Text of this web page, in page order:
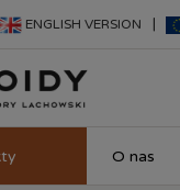
O nas
ENGLISH VERSION